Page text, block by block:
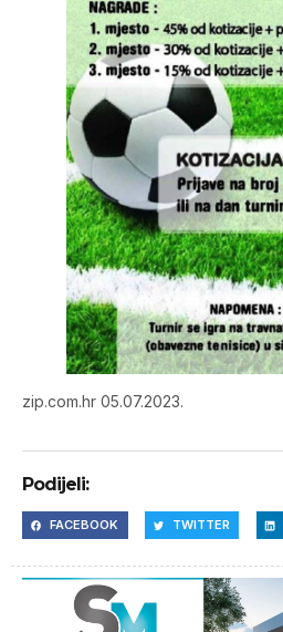
zip.com.hr 05.07.2023.
Podijeli:
FACEBOOK TWITTER